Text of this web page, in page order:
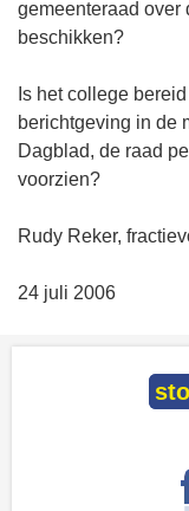
gemeenteraad over
beschikken?
Is het college
berichtgeving in de
Dagblad, de raad
voorzien?
Rudy Reker,
24 juli 2006